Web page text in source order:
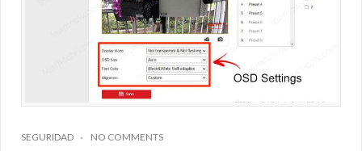
SEGURIDAD NO COMMENTS